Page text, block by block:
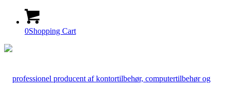
0Shopping Cart